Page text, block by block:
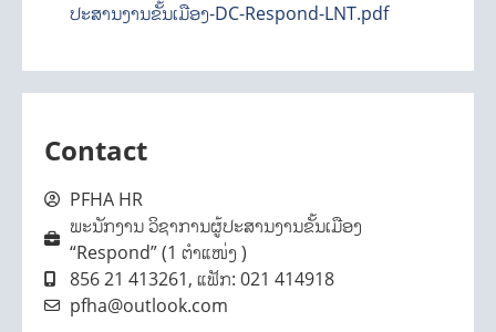
ປະສານງານຂັ້ນເມືອງ-DC-Respond-LNT.pdf
Contact
PFHA HR
ພະນັກງານ ວິຊາການຜູ້ປະສານງານຂັ້ນເມືອງ
“Respond” (1 ຕຳແໜ່ງ )
856 21 413261, ແຟັກ: 021 414918
pfha@outlook.com